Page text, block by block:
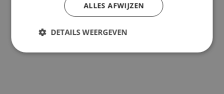
ALLES AFWIJZEN
DETAILS WEERGEVEN